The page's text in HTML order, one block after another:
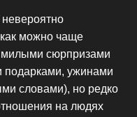
невероятно
можно чаще
милыми сюрпризами
подарками, ужинами
словами), но редко
на людях